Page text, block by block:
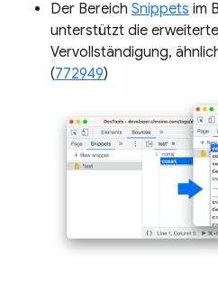
Der Bereich Snippets im
unterstützt die
Vervollständigung,
(772949)